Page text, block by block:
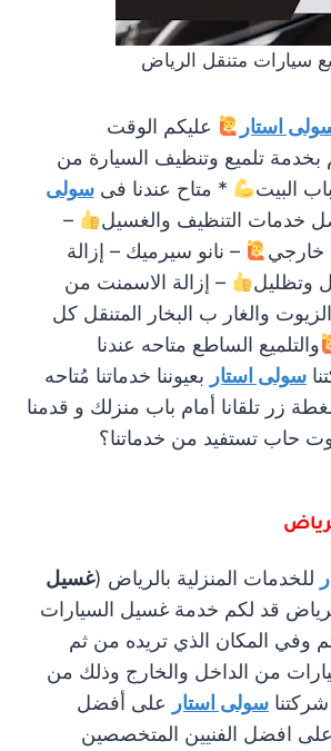
سيارات متنقل الرياض
استار
عليكم الوقت
بخدمة تلميع وتنظيف السيارة من
البيت
* متاح عندنا فىسولى
خدمات التنظيف والغسيل
–
خارجي
– نانو سيرميك – إزالة
وتظليل
– إزالة الاسمنت من
والغار ب البخار المتنقل كل
والتلميع الساطع متاحه عندنا
سولى استار بعيوننا خدماتنا مُتاحه
زر تلقانا أمام باب منزلك و قدمنا
حاب تستفيد من خدماتنا؟
للخدمات المنزلية بالرياض (غسيل
قد لكم خدمة غسيل السيارات
وفي المكان الذي تريده من ثم
من الداخل والخارج وذلك من
سولى استار على أفضل
افضل الفنيين المتخصصين